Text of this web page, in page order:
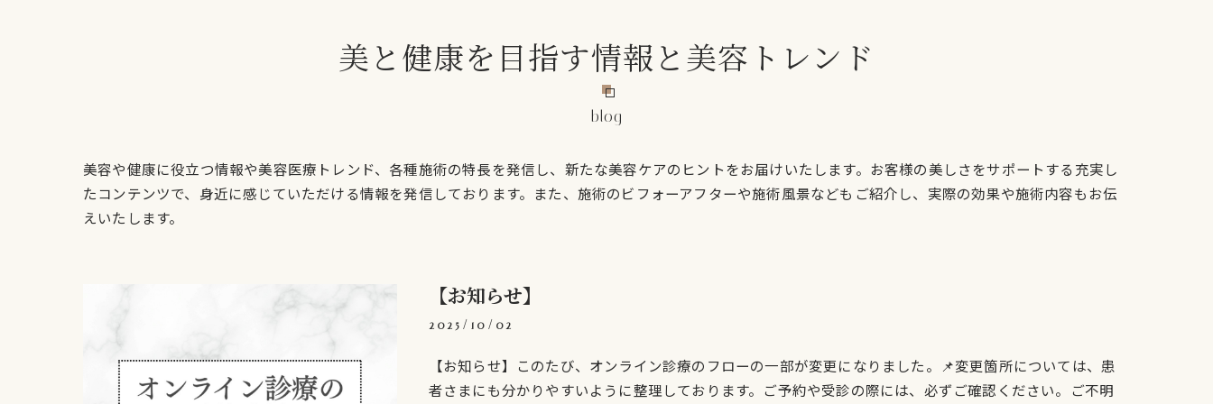
美と健康を目指す情報と美容トレンド
blog
美容や健康に役立つ情報や美容医療トレンド、各種施術の特長を発信し、新たな美容ケアのヒントをお届けいたします。お客様の美しさをサポートする充実し
たコンテンツで、身近に感じていただける情報を発信しております。また、施術のビフォーアフターや施術風景などもご紹介し、実際の効果や施術内容もお伝
えいたします。
【お知らせ】
2025/10/02
【お知らせ】このたび、オンライン診療のフローの一部が変更になりました。📌変更箇所については、患
者さまにも分かりやすいように整理しております。ご予約や受診の際には、必ずご確認ください。ご不明